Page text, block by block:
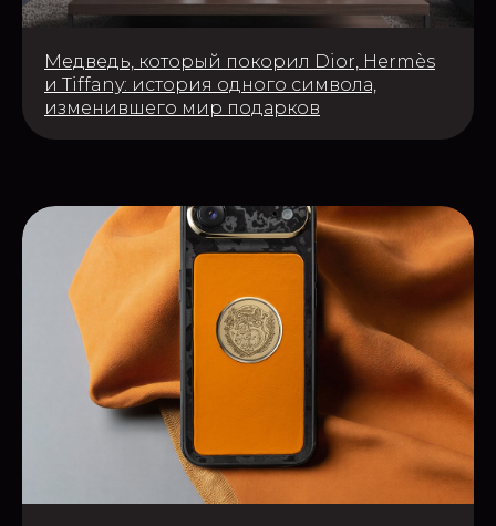
Медведь, который покорил Dior, Hermès
и Tiffany: история одного символа,
изменившего мир подарков